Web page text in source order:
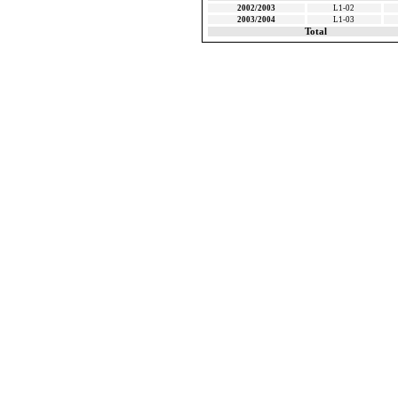
2002/2003 L1-02
2003/2004
L1-03
Total